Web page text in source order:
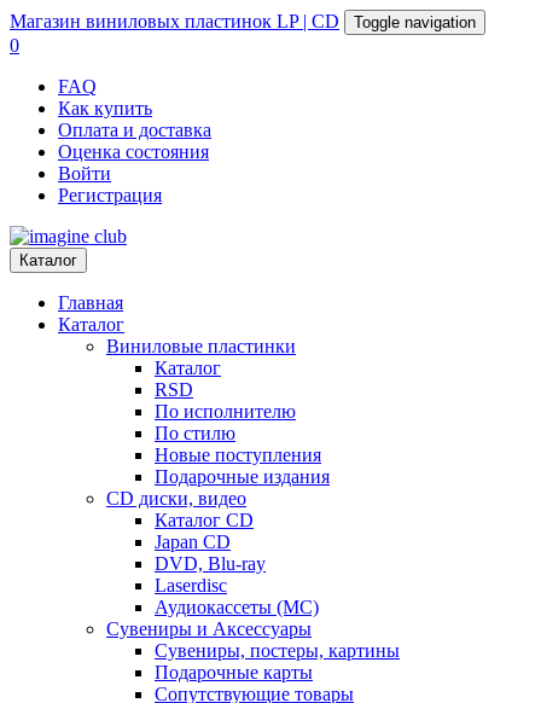
Магазин виниловых пластинок LP | CD Toggle navigation
0
FAQ
Как купить
Оплата и доставка
Оценка состояния
Войти
Регистрация
Каталог
Главная
Каталог
Виниловые пластинки
Каталог
RSD
По исполнителю
По стилю
Новые поступления
Подарочные издания
CD диски, видео
Каталог CD
Japan CD
DVD, Blu-ray
Laserdisc
Аудиокассеты (MC)
Сувениры и Аксессуары
Сувениры, постеры, картины
Подарочные карты
Сопутствующие товары